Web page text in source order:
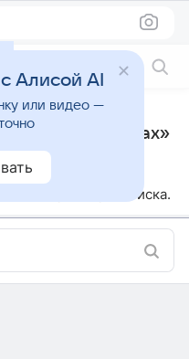
в облаках»
нашли ничего
параметры поиска.
Алисой AI
или видео —